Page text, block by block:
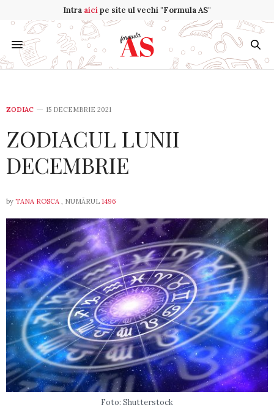
Intra aicipe site ul vechi "Formula AS"
ZODIAC 15 DECEMBRIE 2021
ZODIACUL LUNII
DECEMBRIE
by TANA ROSCA , NUMĂRUL 1496
Foto: Shutterstock